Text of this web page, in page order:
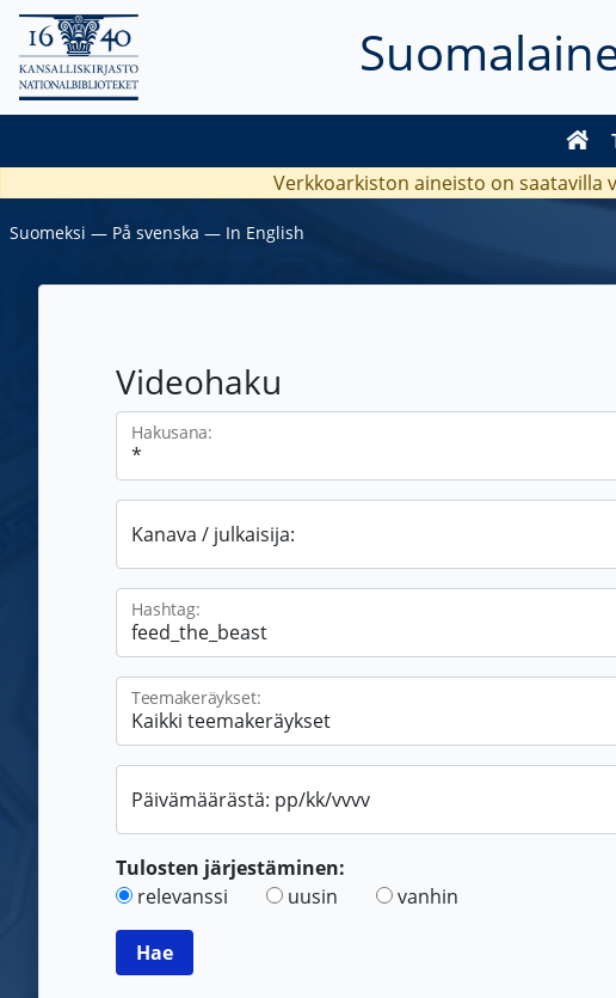
Verkkoarkiston aineisto on saatavilla
Suomeksi ― På svenska ― In English
Videohaku
Hakusana:
Kanava / julkaisija:
Hashtag:
Teemakeräykset:
Päivämäärästä: pp/kk/vvvv
Tulosten järjestäminen:
relevanssi
uusin vanhin